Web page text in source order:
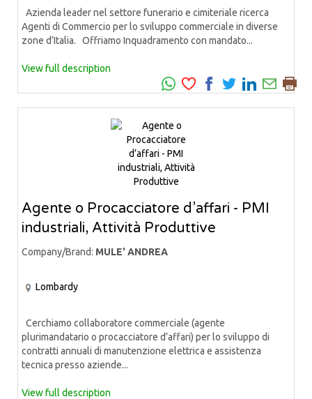
Azienda leader nel settore funerario e cimiteriale ricerca
Agenti di Commercio per lo sviluppo commerciale in diverse
zone d’Italia. Offriamo Inquadramento con mandato...
View full description
Agente o Procacciatore d’affari - PMI
industriali, Attività Produttive
Company/Brand: MULE' ANDREA
Lombardy
Cerchiamo collaboratore commerciale (agente
plurimandatario o procacciatore d’affari) per lo sviluppo di
contratti annuali di manutenzione elettrica e assistenza
tecnica presso aziende...
View full description